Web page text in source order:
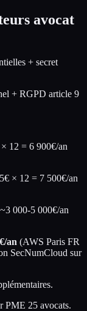
avocat
+ secret
+ RGPD article 9
12 = 6 900€/an
× 12 = 7 500€/an
000-5 000€/an
an (AWS Paris FR
SecNumCloud sur
PME 25 avocats.